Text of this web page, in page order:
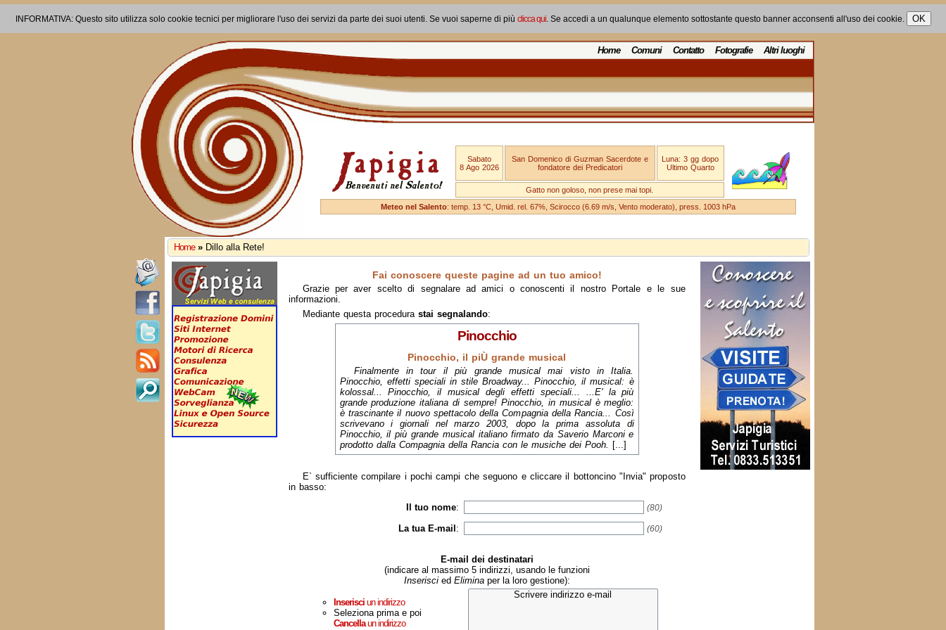
INFORMATIVA: Questo sito utilizza solo cookie tecnici per migliorare l'uso dei servizi da parte dei suoi utenti. Se vuoi saperne di più clicca qui. Se accedi a un qualunque elemento sottostante questo banner acconsenti all'uso dei cookie.
Home Comuni Contatto Fotografie Altri luoghi
Sabato
8 Ago 2026
San Domenico di Guzman Sacerdote e
fondatore dei Predicatori
Luna: 3 gg dopo
Ultimo Quarto
Gatto non goloso, non prese mai topi.
Meteo nel Salento: temp. 13 °C, Umid. rel. 67%, Scirocco (6.69 m/s, Vento moderato), press. 1003 hPa
Home » Dillo alla Rete!
Fai conoscere queste pagine ad un tuo amico!
Grazie per aver scelto di segnalare ad amici o conoscenti il nostro Portale e le sue
informazioni.
Mediante questa procedura stai segnalando:
Pinocchio
Pinocchio, il piÙ grande musical
Finalmente in tour il più grande musical mai visto in Italia.
Pinocchio, effetti speciali in stile Broadway... Pinocchio, il musical: è
kolossal... Pinocchio, il musical degli effetti speciali... ...E' la più
grande produzione italiana di sempre! Pinocchio, in musical è meglio:
è trascinante il nuovo spettacolo della Compagnia della Rancia... Così
scrivevano i giornali nel marzo 2003, dopo la prima assoluta di
Pinocchio, il più grande musical italiano firmato da Saverio Marconi e
prodotto dalla Compagnia della Rancia con le musiche dei Pooh. [...]
E` sufficiente compilare i pochi campi che seguono e cliccare il bottoncino "Invia" proposto
in basso:
Il tuo nome: (80)
La tua E-mail : (60)
E-mail dei destinatari
(indicare al massimo 5 indirizzi, usando le funzioni
Inseriscied Eliminaper la loro gestione):
Inserisciun indirizzo
Seleziona prima e poi
Cancellaun indirizzo